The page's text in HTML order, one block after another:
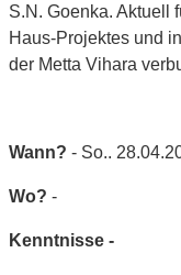
S.N. Goenka. Aktuell
Haus-Projektes und
der Metta Vihara
Wann? - So..
Wo? -
Kenntnisse -